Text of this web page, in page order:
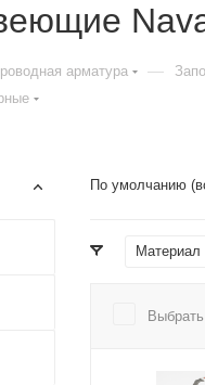
арматура —
По умолчанию
Материал